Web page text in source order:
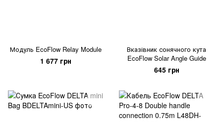
Модуль EcoFlow Relay Module
1 677 грн
Вказівник сонячного кута
EcoFlow Solar Angle Guide
645 грн